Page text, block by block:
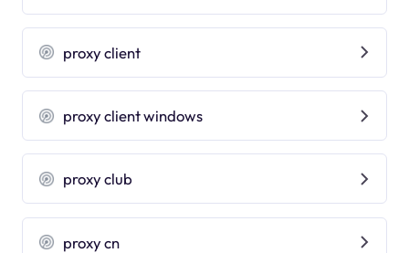
proxy client
proxy client windows
proxy club
proxy cn